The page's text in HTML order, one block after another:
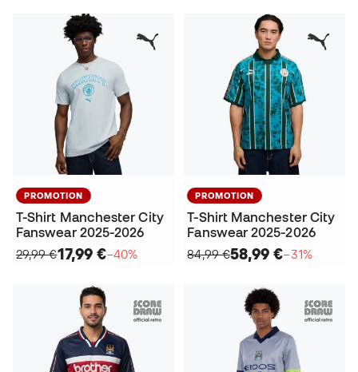
PROMOTION
T-Shirt Manchester City
Fanswear 2025-2026
29,99 €17,99 €−40%
PROMOTION
T-Shirt Manchester City
Fanswear 2025-2026
84,99 €58,99 €−31%